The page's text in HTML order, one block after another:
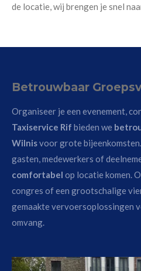
de locatie, wij brengen je snel
Betrouwbaar
Organiseer je een evenement,
Taxiservice Rif bieden we
Wilnisvoor grote
gasten, medewerkers of
comfortabel op locatie komen.
congres of een grootschalige
gemaakte vervoersoplossingen
omvang.